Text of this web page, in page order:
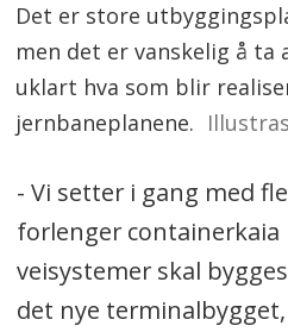
Det er store
men det er vanskelig å ta
uklart hva som blir
jernbaneplanene.
- Vi setter i gang med
forlenger containerkaia
veisystemer skal
det nye